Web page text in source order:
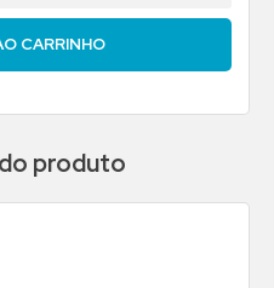
CARRINHO
produto